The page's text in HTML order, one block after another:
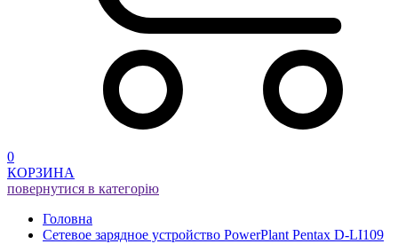
0
КОРЗИНА
повернутися в категорію
Головна
Сетевое зарядное устройство PowerPlant Pentax D-LI109